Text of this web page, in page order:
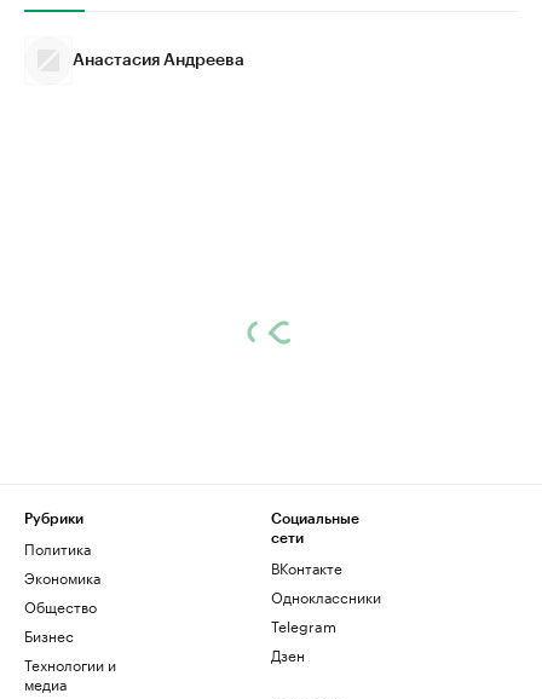
Анастасия Андреева
Рубрики
Политика
Экономика
Общество
Бизнес
Технологии и
медиа
Социальные
сети
ВКонтакте
Одноклассники
Telegram
Дзен